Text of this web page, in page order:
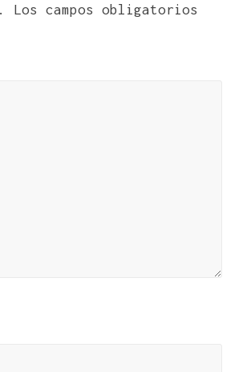
Los campos obligatorios